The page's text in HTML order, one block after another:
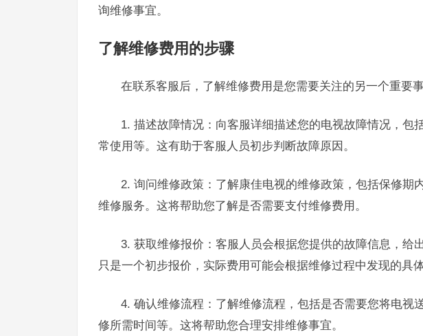
询维修事宜。
了解维修费用的步骤
在联系客服后，了解维修费用是您需要关注的另一个重要
1. 描述故障情况：向客服详细描述您的电视故障情况，包
常使用等。这有助于客服人员初步判断故障原因。
2. 询问维修政策：了解康佳电视的维修政策，包括保修期
维修服务。这将帮助您了解是否需要支付维修费用。
3. 获取维修报价：客服人员会根据您提供的故障信息，给
只是一个初步报价，实际费用可能会根据维修过程中发现的具
4. 确认维修流程：了解维修流程，包括是否需要您将电视
修所需时间等。这将帮助您合理安排维修事宜。